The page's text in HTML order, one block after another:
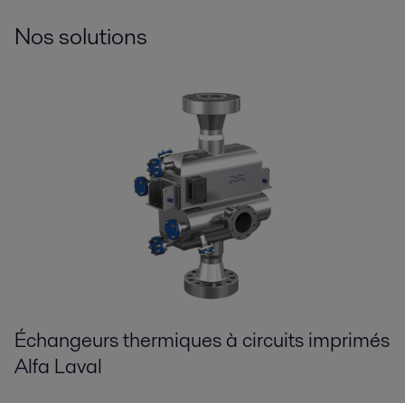
Nos solutions
Échangeurs thermiques à circuits imprimés
Alfa Laval